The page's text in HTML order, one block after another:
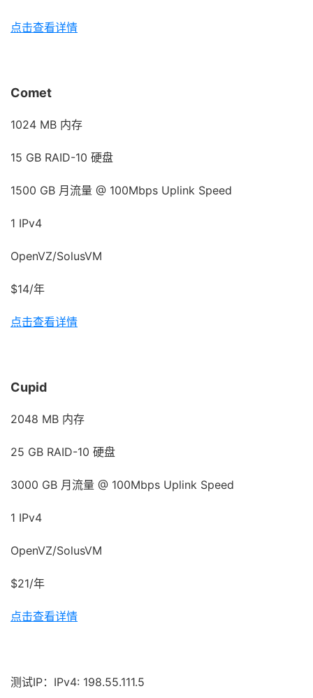
点击查看详情
Comet
1024 MB 内存
15 GB RAID-10 硬盘
1500 GB 月流量 @ 100Mbps Uplink Speed
1 IPv4
OpenVZ/SolusVM
$14/年
点击查看详情
Cupid
2048 MB 内存
25 GB RAID-10 硬盘
3000 GB 月流量 @ 100Mbps Uplink Speed
1 IPv4
OpenVZ/SolusVM
$21/年
点击查看详情
测试IP：IPv4: 198.55.111.5